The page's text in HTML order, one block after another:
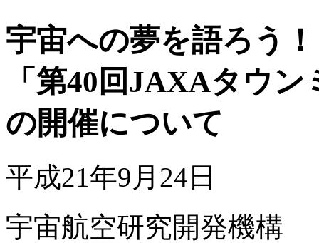
宇宙への夢を語ろう！
「第40回JAXAタウ
の開催について
平成21年9月24日
宇宙航空研究開発機構